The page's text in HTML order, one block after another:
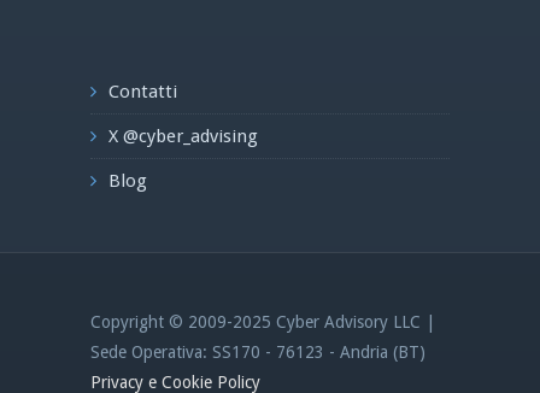
Contatti
X @cyber_advising
Blog
Copyright © 2009-2025 Cyber Advisory LLC |
Sede Operativa: SS170 - 76123 - Andria (BT)
Privacy e Cookie Policy